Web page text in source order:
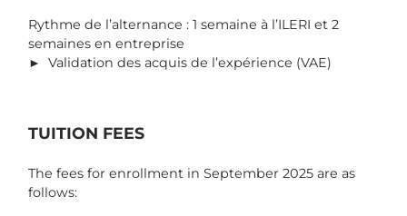
Rythme de l’alternance : 1 semaine à l’ILERI et 2
semaines en entreprise
► Validation des acquis de l’expérience (VAE)
TUITION FEES
The fees for enrollment in September 2025 are as
follows: